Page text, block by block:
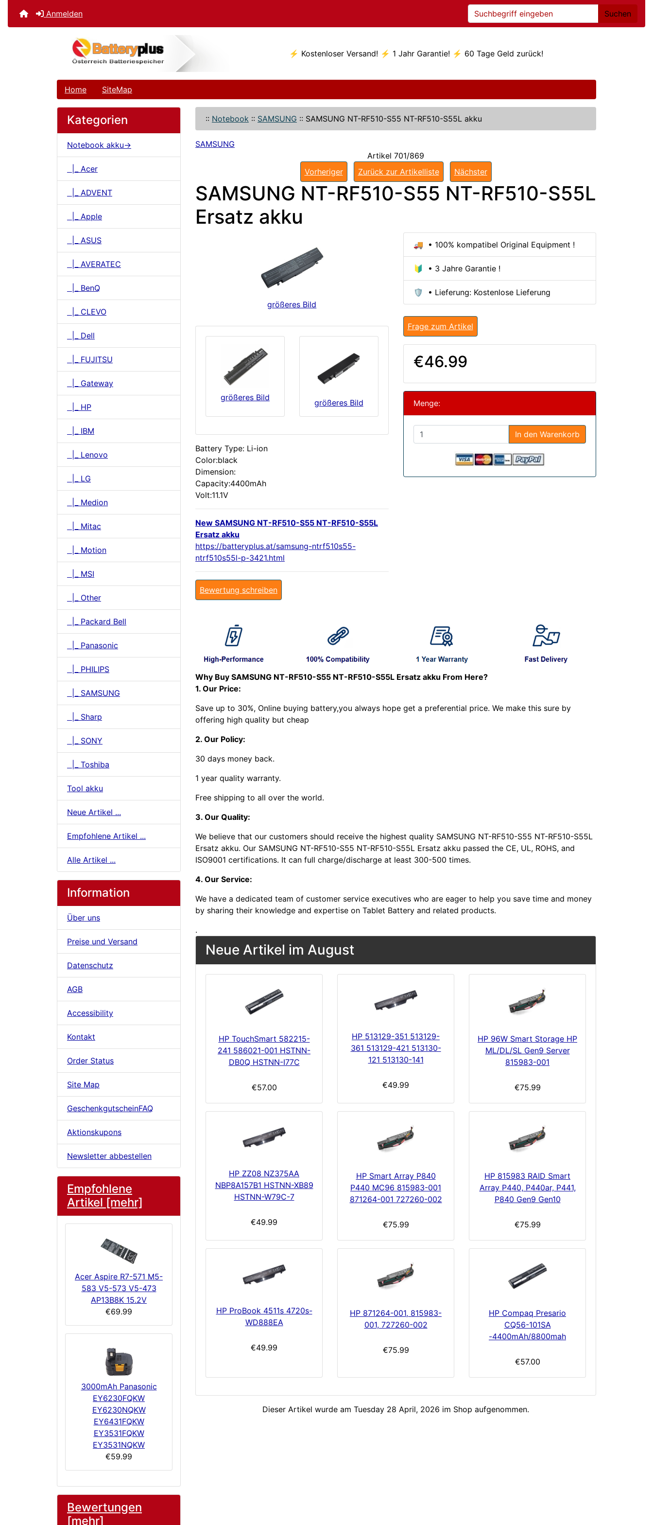
Anmelden Suchen
⚡ Kostenloser Versand! ⚡ 1 Jahr Garantie! ⚡ 60 Tage Geld zurück!
Home SiteMap
Kategorien
Notebook akku->
|_ Acer
|_ ADVENT
|_ Apple
|_ ASUS
|_ AVERATEC
|_ BenQ
|_ CLEVO
|_ Dell
|_ FUJITSU
|_ Gateway
|_ HP
|_ IBM
|_ Lenovo
|_ LG
|_ Medion
|_ Mitac
|_ Motion
|_ MSI
|_ Other
|_ Packard Bell
|_ Panasonic
|_ PHILIPS
|_ SAMSUNG
|_ Sharp
|_ SONY
|_ Toshiba
Tool akku
Neue Artikel ...
Empfohlene Artikel ...
Alle Artikel ...
Information
Über uns
Preise und Versand
Datenschutz
AGB
Accessibility
Kontakt
Order Status
Site Map
GeschenkgutscheinFAQ
Aktionskupons
Newsletter abbestellen
Empfohlene
Artikel [mehr]
Acer Aspire R7-571 M5-
583 V5-573 V5-473
AP13B8K 15.2V
€69.99
3000mAh Panasonic
EY6230FQKW
EY6230NQKW
EY6431FQKW
EY3531FQKW
EY3531NQKW
€59.99
Bewertungen
[mehr]
:: Notebook :: SAMSUNG :: SAMSUNG NT-RF510-S55 NT-RF510-S55L akku
SAMSUNG
Artikel 701/869
Vorheriger
Zurück zur Artikelliste Nächster
SAMSUNG NT-RF510-S55 NT-RF510-S55L
Ersatz akku
größeres Bild
größeres Bild
größeres Bild
Battery Type: Li-ion
Color:black
Dimension:
Capacity:4400mAh
Volt:11.1V
New SAMSUNG NT-RF510-S55 NT-RF510-S55L
Ersatz akku
https://batteryplus.at/samsung-ntrf510s55-
ntrf510s55l-p-3421.html
Bewertung schreiben
🚚 • 100% kompatibel Original Equipment !
🔰 • 3 Jahre Garantie !
🛡️ • Lieferung: Kostenlose Lieferung
Frage zum Artikel
€46.99
Menge:
In den Warenkorb
Why Buy SAMSUNG NT-RF510-S55 NT-RF510-S55L Ersatz akku From Here?
1. Our Price:
Save up to 30%, Online buying battery,you always hope get a preferential price. We make this sure by
offering high quality but cheap
2. Our Policy:
30 days money back.
1 year quality warranty.
Free shipping to all over the world.
3. Our Quality:
We believe that our customers should receive the highest quality SAMSUNG NT-RF510-S55 NT-RF510-S55L
Ersatz akku. Our SAMSUNG NT-RF510-S55 NT-RF510-S55L Ersatz akku passed the CE, UL, ROHS, and
ISO9001 certifications. It can full charge/discharge at least 300-500 times.
4. Our Service:
We have a dedicated team of customer service executives who are eager to help you save time and money
by sharing their knowledge and expertise on Tablet Battery and related products.
.
Neue Artikel im August
HP TouchSmart 582215-
241 586021-001 HSTNN-
DB0Q HSTNN-I77C
€57.00
HP 513129-351 513129-
361 513129-421 513130-
121 513130-141
€49.99
HP 96W Smart Storage HP
ML/DL/SL Gen9 Server
815983-001
€75.99
HP ZZ08 NZ375AA
NBP8A157B1 HSTNN-XB89
HSTNN-W79C-7
€49.99
HP Smart Array P840
P440 MC96 815983-001
871264-001 727260-002
€75.99
HP 815983 RAID Smart
Array P440, P440ar, P441,
P840 Gen9 Gen10
€75.99
HP ProBook 4511s 4720s-
WD888EA
€49.99
HP 871264-001, 815983-
001, 727260-002
€75.99
HP Compaq Presario
CQ56-101SA
-4400mAh/8800mah
€57.00
Dieser Artikel wurde am Tuesday 28 April, 2026 im Shop aufgenommen.